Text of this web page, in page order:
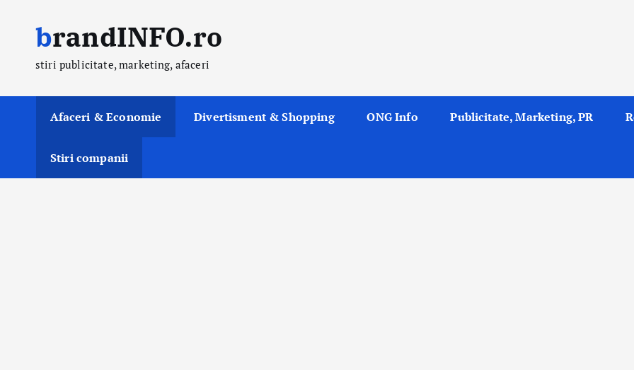
t
brandINFO.ro
stiri publicitate, marketing, afaceri
Afaceri & Economie Divertisment & Shopping ONG Info Publicitate, Marketing, PR
Stiri companii